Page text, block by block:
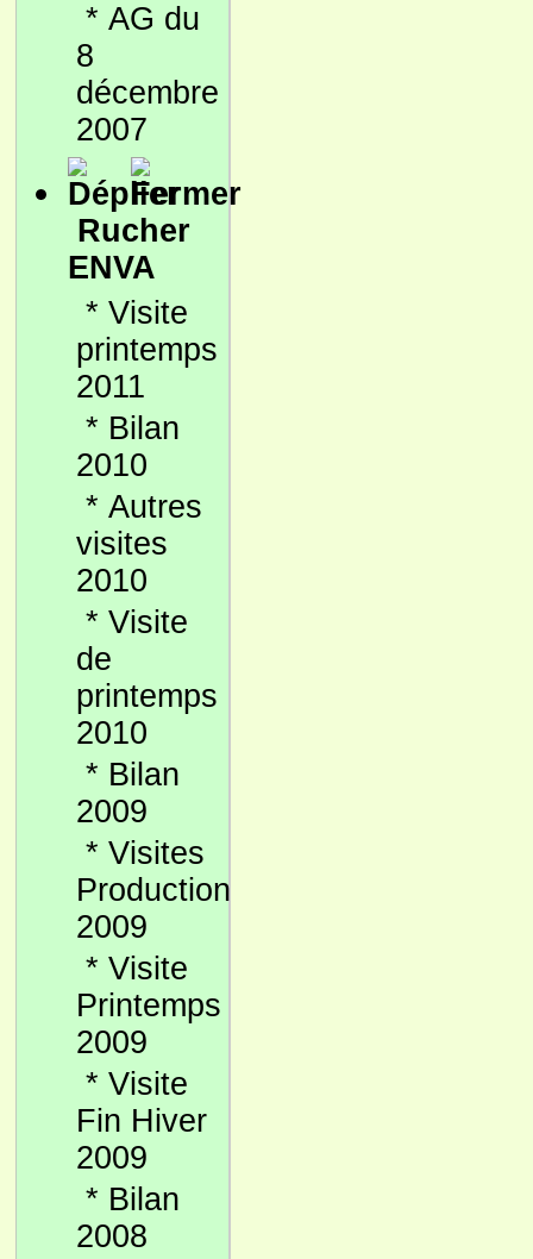
* AG du
8
décembre
2007
Rucher
ENVA
* Visite
printemps
2011
* Bilan
2010
* Autres
visites
2010
* Visite
de
printemps
2010
* Bilan
2009
* Visites
Production
2009
* Visite
Printemps
2009
* Visite
Fin Hiver
2009
* Bilan
2008